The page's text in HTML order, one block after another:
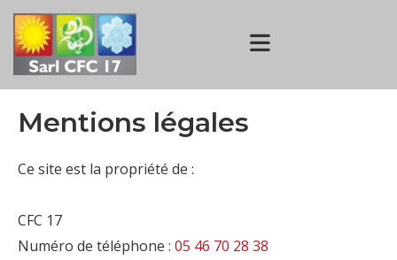
Accéder au contenu
Mentions légales
Ce site est la propriété de :
CFC 17
Numéro de téléphone : 05 46 70 28 38